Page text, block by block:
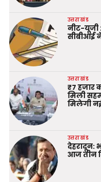
उत्तराखंड
नीट-यूजी
सीबीआई
उत्तराखंड
₹7 हजार
मिली
मिलेगी
उत्तराखंड
देहरादून:
आज तीन